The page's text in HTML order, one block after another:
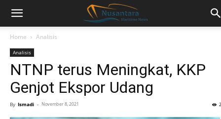
Home Analisis
Analisis
NTNP terus Meningkat, KKP
Genjot Ekspor Udang
By Ismadi - November 8, 2021